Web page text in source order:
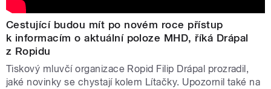
Cestující budou mít po novém roce přístup
k informacím o aktuální poloze MHD, říká Drápal
z Ropidu
Tiskový mluvčí organizace Ropid Filip Drápal prozradil,
jaké novinky se chystají kolem Lítačky. Upozornil také na